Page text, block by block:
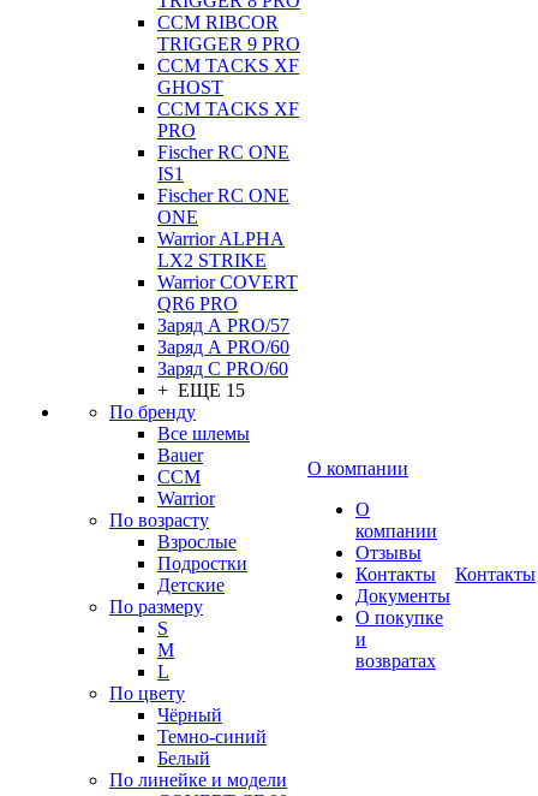
CCM RIBCOR
TRIGGER 9 PRO
CCM TACKS XF
GHOST
CCM TACKS XF
PRO
Fischer RC ONE
IS1
Fischer RC ONE
ONE
Warrior ALPHA
LX2 STRIKE
Warrior COVERT
QR6 PRO
Заряд А PRO/57
Заряд А PRO/60
Заряд С PRO/60
+ ЕЩЕ 15
По бренду
Все шлемы
Bauer
CCM
Warrior
По возрасту
Взрослые
Подростки
Детские
По размеру
S
M
L
По цвету
Чёрный
Темно-синий
Белый
По линейке и модели
О компании
О
компании
Отзывы
Контакты
Документы
О покупке
и
возвратах
Контакты